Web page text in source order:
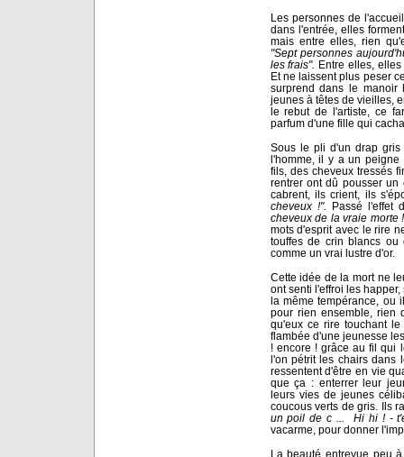
Les personnes de
dans l'entrée, elles
mais entre elles, rien
"Sept personnes
les frais". Entre elles,
Et ne laissent plus peser
surprend dans le manoir
jeunes à têtes de vieilles,
le rebut de l'artiste, ce
parfum d'une fille qui
Sous le pli d'un drap
l'homme, il y a un peigne
fils, des cheveux tressés
rentrer ont dû pousser
cabrent, ils crient, ils
cheveux !".
Passé l'effet
cheveux de la vraie morte
mots d'esprit avec le rire
touffes de crin blancs
comme un vrai lustre d'or.
Cette idée de la mort ne
ont senti l'effroi les
la même tempérance, ou
pour rien ensemble, rien
qu'eux ce rire touchant
flambée d'une jeunesse
! encore ! grâce au fil qui
l'on pétrit les chairs dans
ressentent d'être en vie
que ça : enterrer leur
leurs vies de jeunes
coucous verts de gris. Ils
un poil de c ... Hi hi ! -
vacarme, pour donner
La beauté entrevue peu